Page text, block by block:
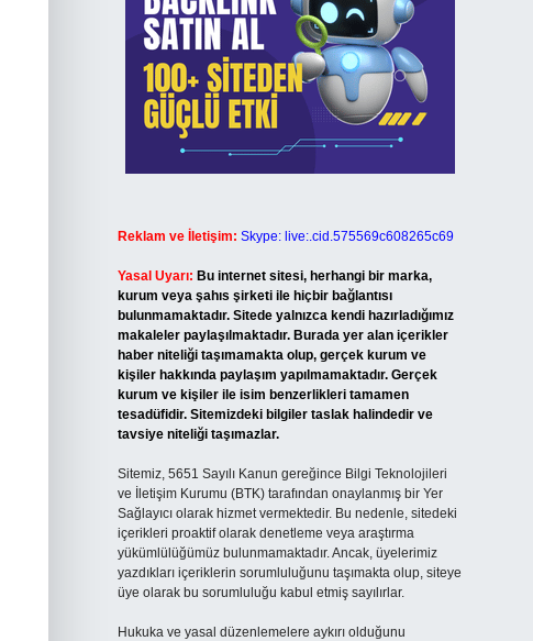
Reklam ve İletişim: Skype: live:.cid.575569c608265c69
Yasal Uyarı: Bu internet sitesi, herhangi bir marka,
kurum veya şahıs şirketi ile hiçbir bağlantısı
bulunmamaktadır. Sitede yalnızca kendi hazırladığımız
makaleler paylaşılmaktadır. Burada yer alan içerikler
haber niteliği taşımamakta olup, gerçek kurum ve
kişiler hakkında paylaşım yapılmamaktadır. Gerçek
kurum ve kişiler ile isim benzerlikleri tamamen
tesadüfidir. Sitemizdeki bilgiler taslak halindedir ve
tavsiye niteliği taşımazlar.
Sitemiz, 5651 Sayılı Kanun gereğince Bilgi Teknolojileri
ve İletişim Kurumu (BTK) tarafından onaylanmış bir Yer
Sağlayıcı olarak hizmet vermektedir. Bu nedenle, sitedeki
içerikleri proaktif olarak denetleme veya araştırma
yükümlülüğümüz bulunmamaktadır. Ancak, üyelerimiz
yazdıkları içeriklerin sorumluluğunu taşımakta olup, siteye
üye olarak bu sorumluluğu kabul etmiş sayılırlar.
Hukuka ve yasal düzenlemelere aykırı olduğunu